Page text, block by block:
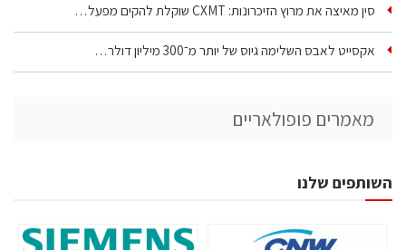
סין מאיצה את מרוץ הזיכרונות: CXMT שוקלת להקים מפעל…
אקסייט לאבס השלימה גיוס של יותר מ־300 מיליון דולר…
מאמרים פופולאריים
השותפים שלנו